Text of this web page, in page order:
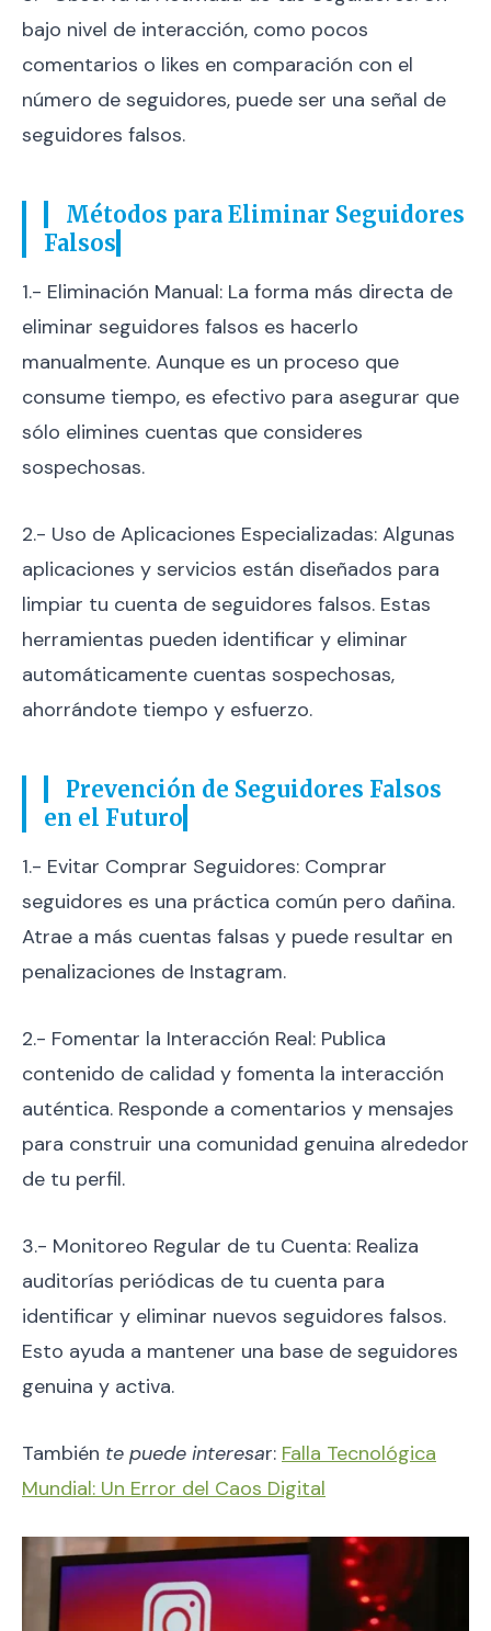
bajo nivel de interacción, como pocos
comentarios o likes en comparación con el
número de seguidores, puede ser una señal de
seguidores falsos.
Métodos para Eliminar Seguidores
Falsos
1.- Eliminación Manual: La forma más directa de
eliminar seguidores falsos es hacerlo
manualmente. Aunque es un proceso que
consume tiempo, es efectivo para asegurar que
sólo elimines cuentas que consideres
sospechosas.
2.- Uso de Aplicaciones Especializadas: Algunas
aplicaciones y servicios están diseñados para
limpiar tu cuenta de seguidores falsos. Estas
herramientas pueden identificar y eliminar
automáticamente cuentas sospechosas,
ahorrándote tiempo y esfuerzo.
Prevención de Seguidores Falsos
en el Futuro
1.- Evitar Comprar Seguidores: Comprar
seguidores es una práctica común pero dañina.
Atrae a más cuentas falsas y puede resultar en
penalizaciones de Instagram.
2.- Fomentar la Interacción Real: Publica
contenido de calidad y fomenta la interacción
auténtica. Responde a comentarios y mensajes
para construir una comunidad genuina alrededor
de tu perfil.
3.- Monitoreo Regular de tu Cuenta: Realiza
auditorías periódicas de tu cuenta para
identificar y eliminar nuevos seguidores falsos.
Esto ayuda a mantener una base de seguidores
genuina y activa.
También te puede interesar: Falla Tecnológica
Mundial: Un Error del Caos Digital